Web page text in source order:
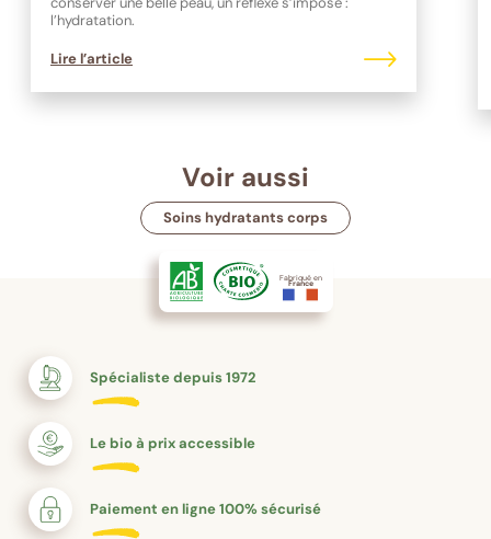
l’hydratation.
Lire l’article
Voir aussi
Soins hydratants corps
Fabriqué en
France
Spécialiste depuis 1972
Le bio à prix accessible
Paiement en ligne 100% sécurisé